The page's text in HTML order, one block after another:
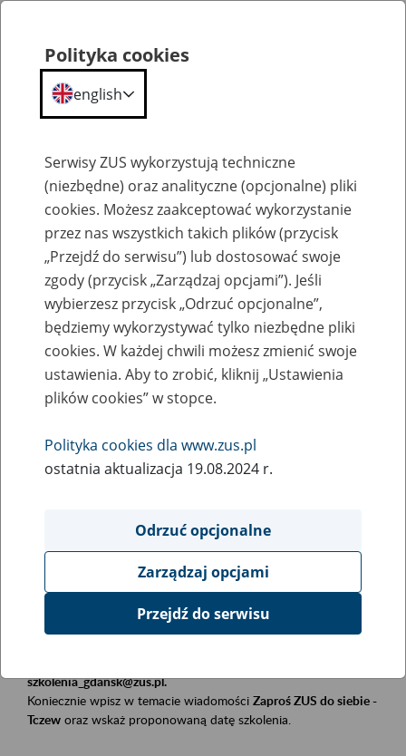
Szkolenia
Zaproś ZUS do siebie: eZUS, wizyty
rezerwowane, e-wizyty, Aktywni 50+
Rodzaj wydarzenia
Szkolenia
Płatnicy, ubezpieczeni, świadczeniobiorcy
Event description
Szkolenie stacjonarne w siedzibie firmy, instytucji, urzędu.
szkolenia_gdansk@zus.pl.
Koniecznie wpisz w temacie wiadomości Zaproś ZUS do siebie -
Tczew oraz wskaż proponowaną datę szkolenia.
Polityka cookies
english
Serwisy ZUS wykorzystują techniczne
(niezbędne) oraz analityczne (opcjonalne) pliki
cookies. Możesz zaakceptować wykorzystanie
przez nas wszystkich takich plików (przycisk
„Przejdź do serwisu”) lub dostosować swoje
zgody (przycisk „Zarządzaj opcjami”). Jeśli
wybierzesz przycisk „Odrzuć opcjonalne”,
będziemy wykorzystywać tylko niezbędne pliki
cookies. W każdej chwili możesz zmienić swoje
ustawienia. Aby to zrobić, kliknij „Ustawienia
plików cookies” w stopce.
Polityka cookies dla www.zus.pl
ostatnia aktualizacja 19.08.2024 r.
Odrzuć opcjonalne
Zarządzaj opcjami
Przejdź do serwisu